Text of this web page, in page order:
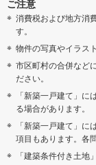
ご注意
消費税および地方消
す。
物件の写真やイラス
市区町村の合併など
ださい。
「新築一戸建て」
る場合があります。
「新築一戸建て」
項目もあります。各
「建築条件付き土地